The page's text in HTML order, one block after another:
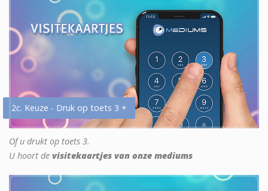
2c. Keuze - Druk op toets 3 +
Of u drukt op toets 3.
U hoort de visitekaartjes van onze mediums